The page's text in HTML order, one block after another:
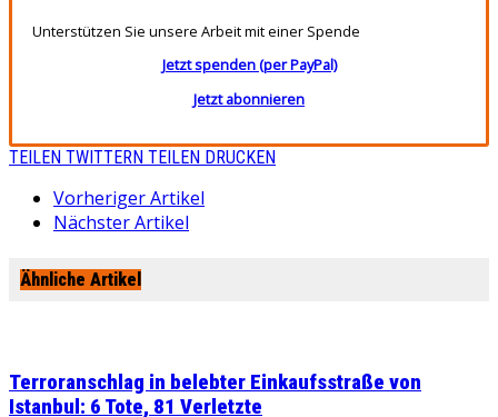
Unterstützen Sie unsere Arbeit mit einer Spende
Jetzt spenden (per PayPal)
Jetzt abonnieren
TEILEN TWITTERN TEILEN DRUCKEN
Vorheriger Artikel
Nächster Artikel
Ähnliche Artikel
Terroranschlag in belebter Einkaufsstraße von
Istanbul: 6 Tote, 81 Verletzte